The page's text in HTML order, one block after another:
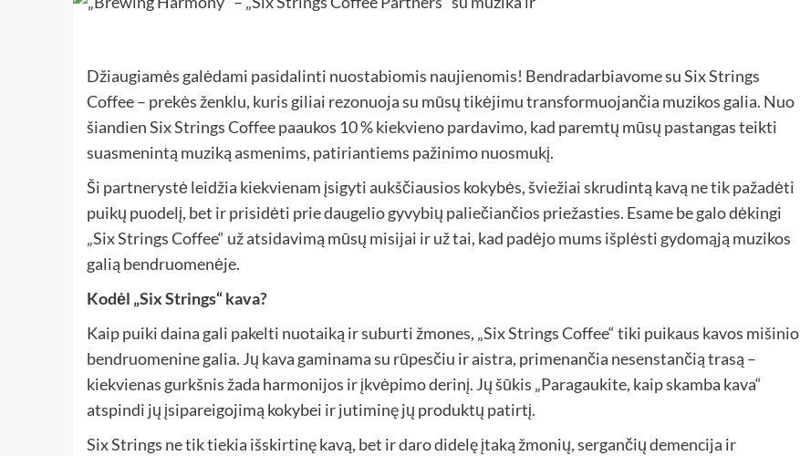
Džiaugiamės galėdami pasidalinti nuostabiomis naujienomis! Bendradarbiavome su Six Strings
Coffee – prekės ženklu, kuris giliai rezonuoja su mūsų tikėjimu transformuojančia muzikos galia. Nuo
šiandien Six Strings Coffee paaukos 10 % kiekvieno pardavimo, kad paremtų mūsų pastangas teikti
suasmenintą muziką asmenims, patiriantiems pažinimo nuosmukį.
Ši partnerystė leidžia kiekvienam įsigyti aukščiausios kokybės, šviežiai skrudintą kavą ne tik pažadėti
puikų puodelį, bet ir prisidėti prie daugelio gyvybių paliečiančios priežasties. Esame be galo dėkingi
„Six Strings Coffee“ už atsidavimą mūsų misijai ir už tai, kad padėjo mums išplėsti gydomąją muzikos
galią bendruomenėje.
Kodėl „Six Strings“ kava?
Kaip puiki daina gali pakelti nuotaiką ir suburti žmones, „Six Strings Coffee“ tiki puikaus kavos mišinio
bendruomenine galia. Jų kava gaminama su rūpesčiu ir aistra, primenančia nesenstančią trasą –
kiekvienas gurkšnis žada harmonijos ir įkvėpimo derinį. Jų šūkis „Paragaukite, kaip skamba kava“
atspindi jų įsipareigojimą kokybei ir jutiminę jų produktų patirtį.
Six Strings ne tik tiekia išskirtinę kavą, bet ir daro didelę įtaką žmonių, sergančių demencija ir